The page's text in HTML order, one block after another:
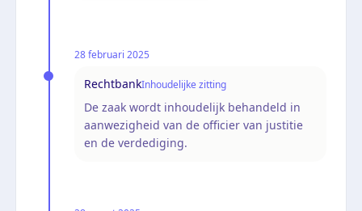
28 februari 2025
RechtbankInhoudelijke zitting
De zaak wordt inhoudelijk behandeld in
aanwezigheid van de officier van justitie
en de verdediging.